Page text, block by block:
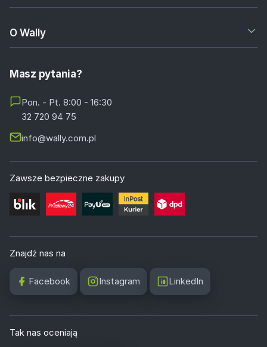
O Wally
Masz pytania?
Pon. - Pt. 8:00 - 16:30
32 720 94 75
info@wally.com.pl
Zawsze bezpieczne zakupy
Znajdź nas na
Facebook Instagram LinkedIn
Tak nas oceniają